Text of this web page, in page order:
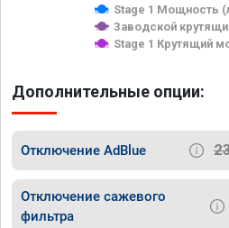
Stage 1 Мощность
Заводской
Stage 1 Крутящий
Дополнительные опции:
Отключение AdBlue
Отключение сажевого
фильтра